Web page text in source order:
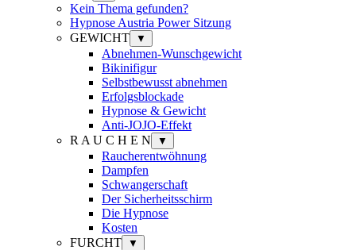
Kein Thema gefunden?
Hypnose Austria Power Sitzung
GEWICHT
▼
Abnehmen-Wunschgewicht
Bikinifigur
Selbstbewusst abnehmen
Erfolgsblockade
Hypnose & Gewicht
Anti-JOJO-Effekt
R A U C H E N
▼
Raucherentwöhnung
Dampfen
Schwangerschaft
Der Sicherheitsschirm
Die Hypnose
Kosten
FURCHT
▼